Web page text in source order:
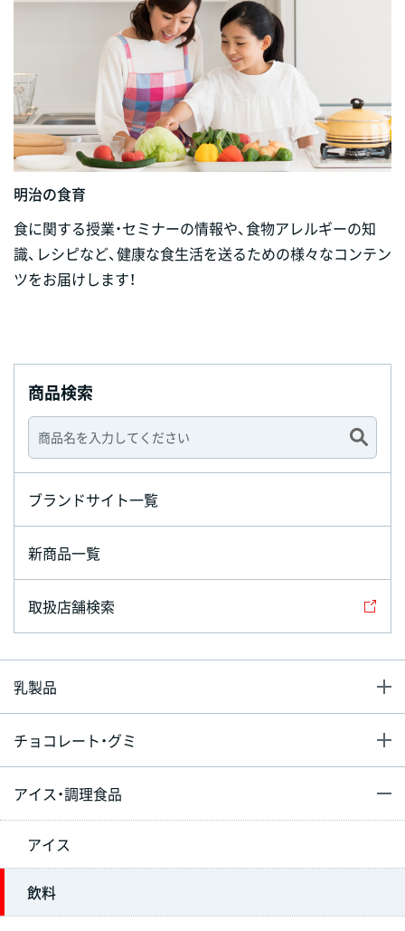
明治の食育
食に関する授業・セミナーの情報や、食物アレルギーの知
識、レシピなど、健康な食生活を送るための様々なコンテン
ツをお届けします！
商品検索
ブランドサイト一覧
新商品一覧
取扱店舗検索
乳製品
チョコレート・グミ
アイス・調理食品
アイス
飲料